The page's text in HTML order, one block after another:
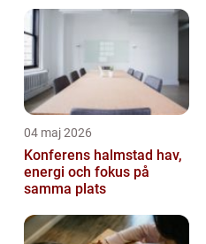
04 maj 2026
Konferens halmstad hav,
energi och fokus på
samma plats